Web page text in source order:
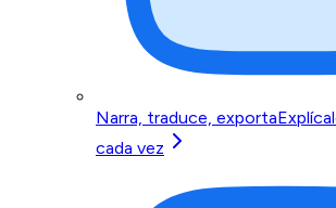
Narra, traduce, exporta
cada vez